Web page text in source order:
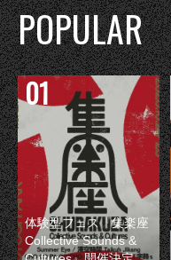
POPULAR
体験型フェス『集楽座
Collective Sounds &